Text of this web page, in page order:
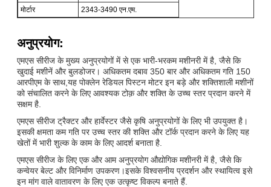
मोर्टार
2343-3490 एन.एम.
अनुप्रयोग:
एमएस सीरीज के मुख्य अनुप्रयोगों में से एक भारी-भरकम मशीनरी में है, जैसे कि
खुदाई मशीनें और बुलडोजर। अधिकतम दबाव 350 बार और अधिकतम गति 150
आरपीएम के साथ,यह पोक्लेन रेडियल पिस्टन मोटर इन बड़े और शक्तिशाली मशीनों
को संचालित करने के लिए आवश्यक टोक़ और शक्ति के उच्च स्तर प्रदान करने में
सक्षम है.
एमएस सीरीज ट्रैक्टर और हार्वेस्टर जैसे कृषि अनुप्रयोगों के लिए भी उपयुक्त है।
इसकी क्षमता कम गति पर उच्च स्तर की शक्ति और टॉर्क प्रदान करने के लिए यह
खेतों में भारी शुल्क के काम के लिए आदर्श बनाता है.
एमएस सीरीज के लिए एक और आम अनुप्रयोग औद्योगिक मशीनरी में है, जैसे कि
कन्वेयर बेल्ट और विनिर्माण उपकरण।इसके विश्वसनीय प्रदर्शन और स्थायित्व इसे
इन मांग वाले वातावरण के लिए एक उत्कृष्ट विकल्प बनाते हैं.